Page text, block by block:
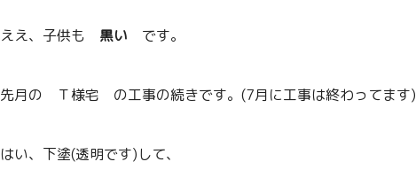
ええ、子供も 黒い です。
先月の Ｔ様宅 の工事の続きです。(7月に工事は終わってます)
はい、下塗(透明です)して、